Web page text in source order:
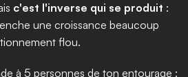
c'est l'inverse qui se produit :
une croissance beaucoup
flou.
à 5 personnes de ton entourage :